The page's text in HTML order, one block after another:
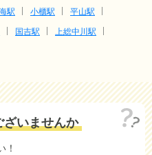
駅 小櫃駅
平山駅
国吉駅
上総中川駅
いませんか
！